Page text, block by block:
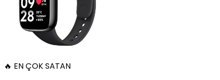
🔥 EN ÇOK SATAN